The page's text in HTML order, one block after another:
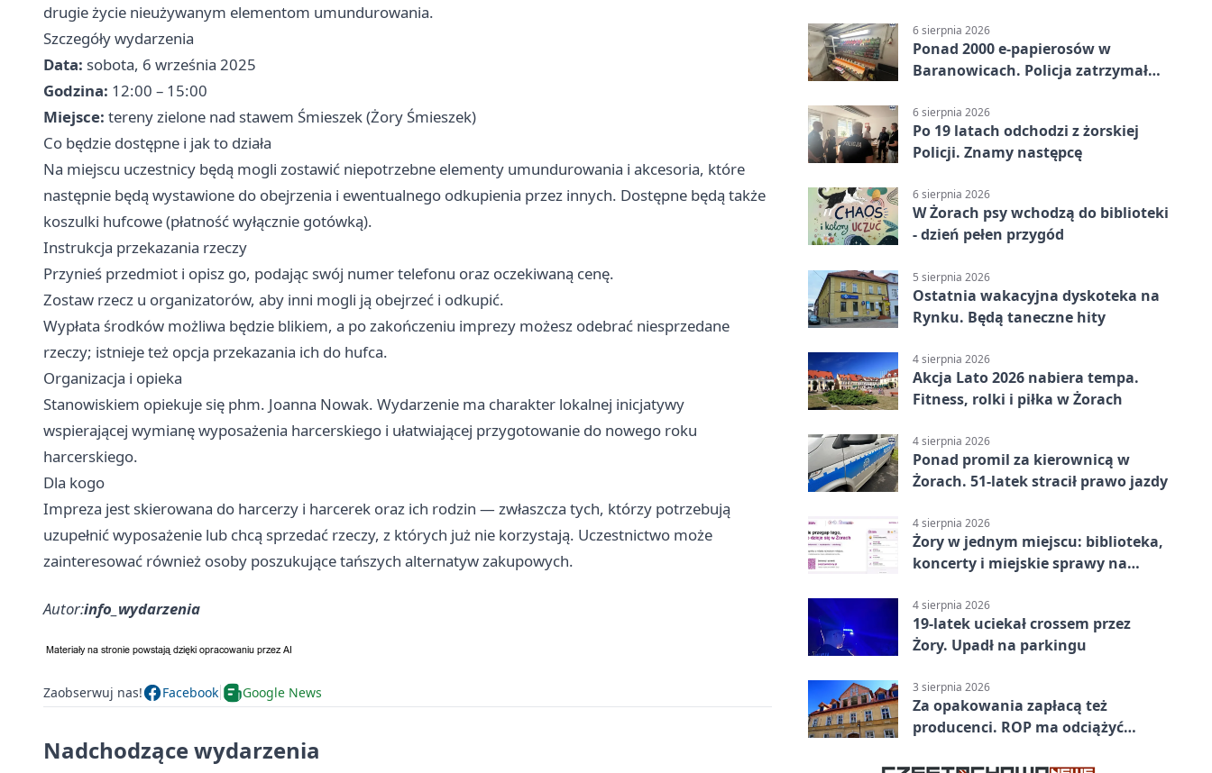
drugie życie nieużywanym elementom umundurowania.
Szczegóły wydarzenia
Data: sobota, 6 września 2025
Godzina: 12:00 – 15:00
Miejsce: tereny zielone nad stawem Śmieszek (Żory Śmieszek)
Co będzie dostępne i jak to działa
Na miejscu uczestnicy będą mogli zostawić niepotrzebne elementy umundurowania i akcesoria, które
następnie będą wystawione do obejrzenia i ewentualnego odkupienia przez innych. Dostępne będą także
koszulki hufcowe (płatność wyłącznie gotówką).
Instrukcja przekazania rzeczy
Przynieś przedmiot i opisz go, podając swój numer telefonu oraz oczekiwaną cenę.
Zostaw rzecz u organizatorów, aby inni mogli ją obejrzeć i odkupić.
Wypłata środków możliwa będzie blikiem, a po zakończeniu imprezy możesz odebrać niesprzedane
rzeczy; istnieje też opcja przekazania ich do hufca.
Organizacja i opieka
Stanowiskiem opiekuje się phm. Joanna Nowak. Wydarzenie ma charakter lokalnej inicjatywy
wspierającej wymianę wyposażenia harcerskiego i ułatwiającej przygotowanie do nowego roku
harcerskiego.
Dla kogo
Impreza jest skierowana do harcerzy i harcerek oraz ich rodzin — zwłaszcza tych, którzy potrzebują
uzupełnić wyposażenie lub chcą sprzedać rzeczy, z których już nie korzystają. Uczestnictwo może
zainteresować również osoby poszukujące tańszych alternatyw zakupowych.
Autor:info_wydarzenia
Zaobserwuj nas! Facebook Google News
Nadchodzące wydarzenia
6 sierpnia 2026
Ponad 2000 e-papierosów w
Baranowicach. Policja zatrzymała
6 sierpnia 2026
Po 19 latach odchodzi z żorskiej
Policji. Znamy następcę
6 sierpnia 2026
W Żorach psy wchodzą do biblioteki
- dzień pełen przygód
5 sierpnia 2026
Ostatnia wakacyjna dyskoteka na
Rynku. Będą taneczne hity
4 sierpnia 2026
Akcja Lato 2026 nabiera tempa.
Fitness, rolki i piłka w Żorach
4 sierpnia 2026
Ponad promil za kierownicą w
Żorach. 51-latek stracił prawo jazdy
4 sierpnia 2026
Żory w jednym miejscu: biblioteka,
koncerty i miejskie sprawy na
4 sierpnia 2026
19-latek uciekał crossem przez
Żory. Upadł na parkingu
3 sierpnia 2026
Za opakowania zapłacą też
producenci. ROP ma odciążyć